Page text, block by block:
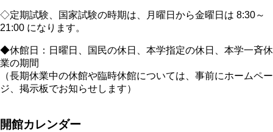
◇定期試験、国家試験の時期は、月曜日から金曜日は 8:30～
21:00 になります。
◆休館日：日曜日、国民の休日、本学指定の休日、本学一斉休
業の期間
（長期休業中の休館や臨時休館については、事前にホームペー
ジ、掲示板でお知らせします）
開館カレンダー